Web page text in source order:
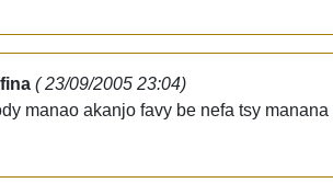
( 23/09/2005 23:04)
manao akanjo favy be nefa tsy